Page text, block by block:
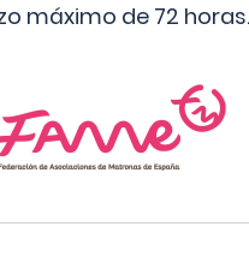
máximo de 72 horas.